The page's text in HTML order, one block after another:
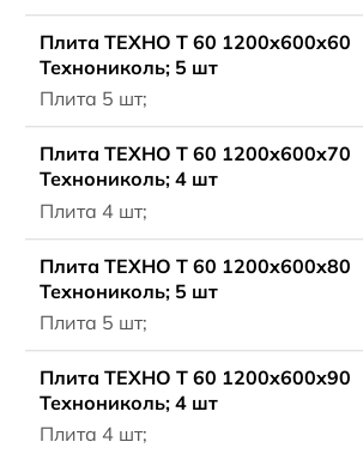
Плита ТЕХНО Т 60 1200x600x60
Технониколь; 5 шт
Плита 5 шт;
Плита ТЕХНО Т 60 1200x600x70
Технониколь; 4 шт
Плита 4 шт;
Плита ТЕХНО Т 60 1200x600x80
Технониколь; 5 шт
Плита 5 шт;
Плита ТЕХНО Т 60 1200x600x90
Технониколь; 4 шт
Плита 4 шт;